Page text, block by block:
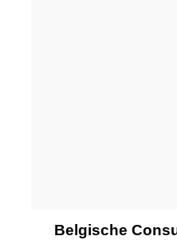
Belgische